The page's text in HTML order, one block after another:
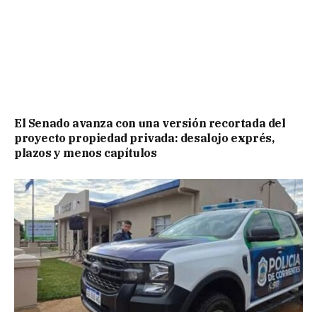
El Senado avanza con una versión recortada del
proyecto propiedad privada: desalojo exprés,
plazos y menos capítulos